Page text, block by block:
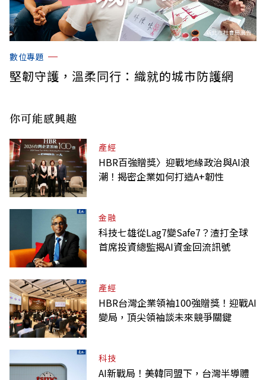
數位專題
堅韌守護，溫柔同行：織就的城市防護網
你可能感興趣
產經
HBR百強贈獎〉迎戰地緣政治與AI浪
潮！揭密企業如何打造A+韌性
金融
科技七雄從Lag7變Safe7？渣打全球
首席投資總監揭AI資金回流訊號
產經
HBR台灣企業領袖100強贈獎！迎戰AI
變局，頂尖領袖談未來競爭關鍵
科技
AI新戰局！美韓同盟下，台灣半導體